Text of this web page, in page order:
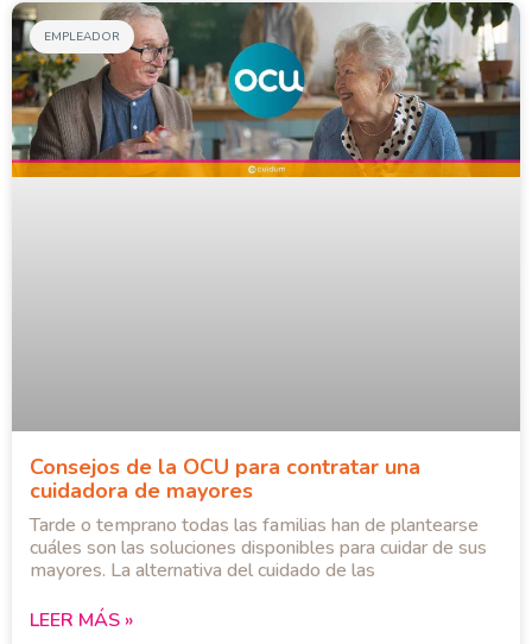
EMPLEADOR
Consejos de la OCU para contratar una
cuidadora de mayores
Tarde o temprano todas las familias han de plantearse
cuáles son las soluciones disponibles para cuidar de sus
mayores. La alternativa del cuidado de las
LEER MÁS »